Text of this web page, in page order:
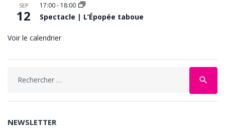
SEP
12
17:00- 18:00
Spectacle | L’Épopée taboue
Voir le calendrier
search
NEWSLETTER